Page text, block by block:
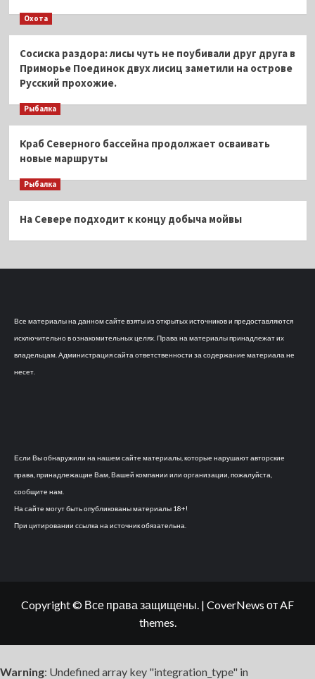
Охота
Сосиска раздора: лисы чуть не поубивали друг друга в
Приморье Поединок двух лисиц заметили на острове
Русский прохожие.
Рыбалка
Краб Северного бассейна продолжает осваивать
новые маршруты
Рыбалка
На Севере подходит к концу добыча мойвы
Все материалы на данном сайте взяты из открытых источников и предоставляются
исключительно в ознакомительных целях. Права на материалы принадлежат их
владельцам. Администрация сайта ответственности за содержание материала не
несет.
Если Вы обнаружили на нашем сайте материалы, которые нарушают авторские
права, принадлежащие Вам, Вашей компании или организации, пожалуйста,
сообщите нам.
На сайте могут быть опубликованы материалы 18+!
При цитировании ссылка на источник обязательна.
Copyright © Все права защищены. | CoverNews от AF
themes.
Warning: Undefined array key "integration_type" in